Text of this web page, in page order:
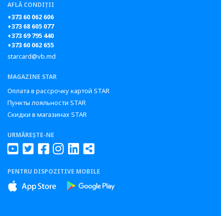
AFLĂ CONDIȚII
+373 60 062 606
+373 68 605 077
+373 69 795 440
+373 60 062 655
starcard@vb.md
MAGAZINE STAR
Оплата в рассрочку картой STAR
Пункты лояльности STAR
Скидки в магазинах STAR
URMĂREȘTE-NE
PENTRU DISPOZITIVE MOBILE